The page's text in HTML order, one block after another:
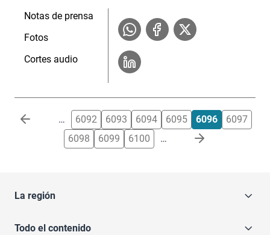
Notas de prensa
Fotos
Cortes audio
Paginación … 6092 6093 6094 6095 6096
6097
6098
6099 6100 …
La región
Todo el contenido